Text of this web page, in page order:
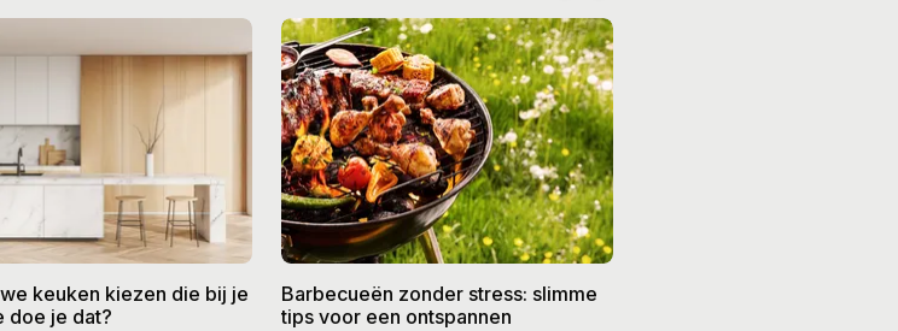
keuken kiezen die bij je
doe je dat?
Barbecueën zonder stress: slimme
tips voor een ontspannen